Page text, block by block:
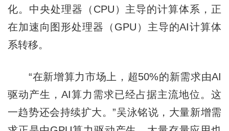
化。中央处理器（CPU）主导的计算体系，正
在加速向图形处理器（GPU）主导的AI计算体
系转移。
“在新增算力市场上，超50%的新需求由AI
驱动产生，AI算力需求已经占据主流地位。这
一趋势还会持续扩大。”吴泳铭说，大量新增需